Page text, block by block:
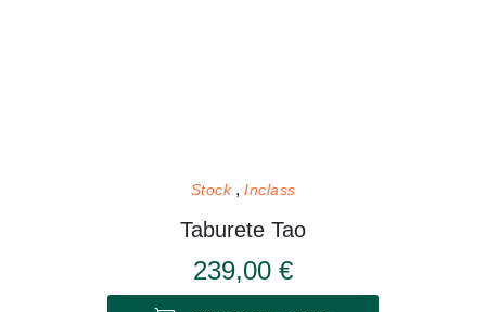
Stock Inclass
Taburete Tao
239,00 €